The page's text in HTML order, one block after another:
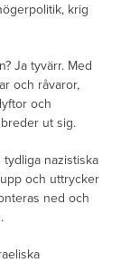
krig
Ja tyvärr. Med
och råvaror,
och
ut sig.
nazistiska
och uttrycker
ned och